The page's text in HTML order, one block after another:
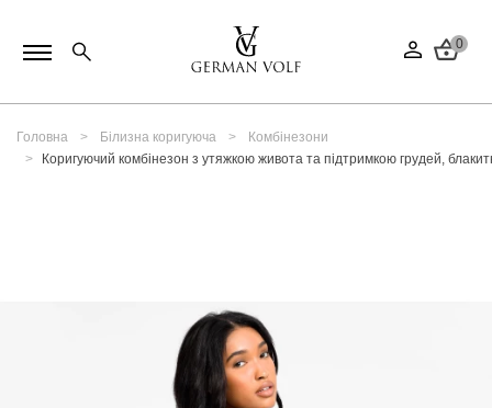
0
Головна Білизна коригуюча
Комбінезони
Коригуючий комбінезон з утяжкою живота та підтримкою грудей,